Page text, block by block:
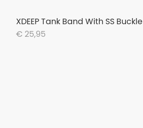
XDEEP Tank Band With SS Buckle
€ 25,95